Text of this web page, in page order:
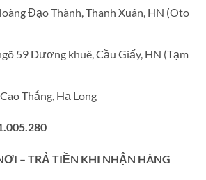
là:
₫869,000.
Đạo Thành, Thanh Xuân, HN (Oto
59 Dương khuê, Cầu Giấy, HN (Tạm
Thắng, Hạ Long
– TRẢ TIỀN KHI NHẬN HÀNG